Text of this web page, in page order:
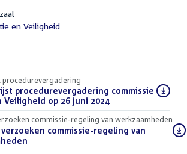
en Veiligheid
procedurevergadering
procedurevergadering commissie
Veiligheid op 26 juni 2024(PDF)
commissie-regeling van werkzaamheden
commissie-regeling van